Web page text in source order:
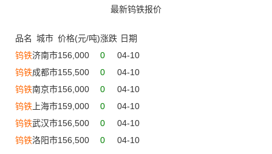
最新钨铁报价
品名 城市 价格(元/吨)涨跌 日期
钨铁济南市156,000 0
04-10
钨铁成都市155,500 0
04-10
钨铁南京市156,000 0
04-10
钨铁 上海市159,000 0
04-10
钨铁武汉市156,500 0
04-10
钨铁洛阳市156,500 0
04-10